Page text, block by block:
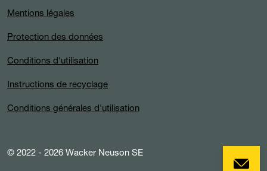
Mentions légales
Protection des données
Conditions d'utilisation
Instructions de recyclage
Conditions générales d'utilisation
© 2022 - 2026 Wacker Neuson SE